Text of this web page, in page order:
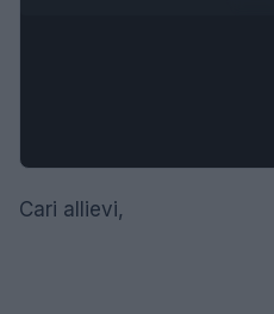
Cari allievi,